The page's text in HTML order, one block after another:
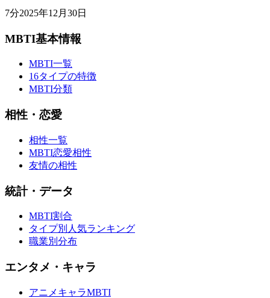
7分2025年12月30日
MBTI基本情報
MBTI一覧
16タイプの特徴
MBTI分類
相性・恋愛
相性一覧
MBTI恋愛相性
友情の相性
統計・データ
MBTI割合
タイプ別人気ランキング
職業別分布
エンタメ・キャラ
アニメキャラMBTI